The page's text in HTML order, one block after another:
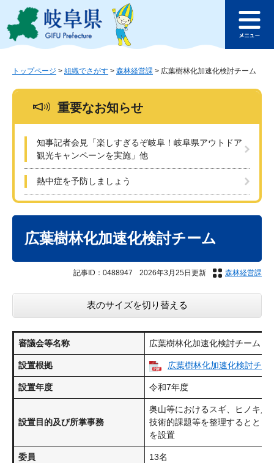
ジ
ュ
このページの本文へ
ュ
トップページ > 組織でさがす > 森林経営課 > 広葉樹林化加速化検討チーム
重要なお知らせ
知事記者会見「楽しすぎるぞ岐阜！岐阜県アウトドア
観光キャンペーンを実施」他
熱中症を予防しましょう
広葉樹林化加速化検討チーム
記事ID：0488947 2026年3月25日更新 森林経営課
表のサイズを切り替える
審議会等名称 広葉樹林化加速化検討チーム
設置根拠 広葉樹林化加速化検討チ
設置年度 令和7年度
設置目的及び所掌事務
奥山等におけるスギ、ヒノキ人
技術的課題等を整理するととも
を設置
委員 13名